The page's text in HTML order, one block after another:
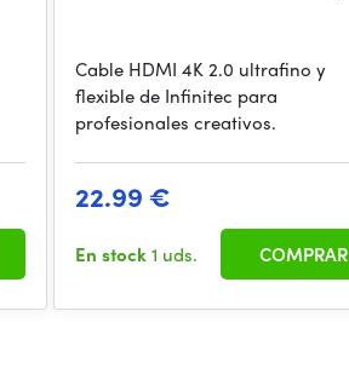
Cable HDMI 4K 2.0 ultrafino y
flexible de Infinitec para
profesionales creativos.
22.99 €
En stock1 uds. COMPRAR